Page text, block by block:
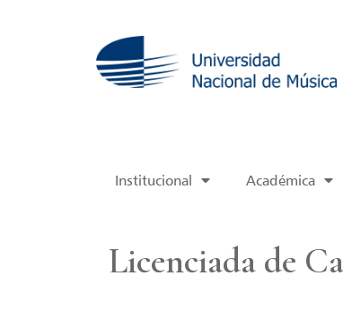
Institucional Académica
Licenciada de